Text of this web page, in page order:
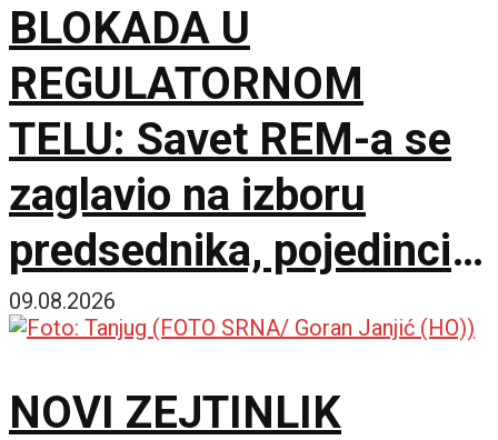
BLOKADA U
REGULATORNOM
TELU: Savet REM-a se
zaglavio na izboru
predsednika, pojedinci
bi da preuzmu kontrolu
09.08.2026
NOVI ZEJTINLIK